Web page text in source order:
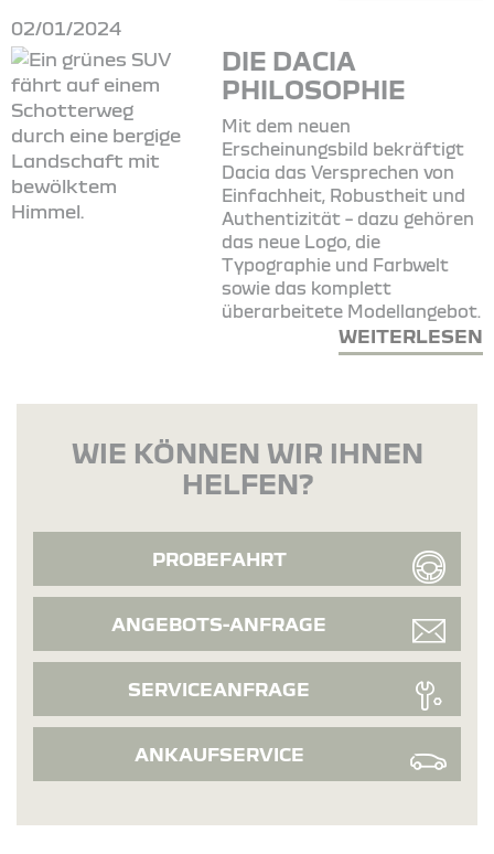
02/01/2024
DIE DACIA
PHILOSOPHIE
Mit dem neuen
Erscheinungsbild bekräftigt
Dacia das Versprechen von
Einfachheit, Robustheit und
Authentizität – dazu gehören
das neue Logo, die
Typographie und Farbwelt
sowie das komplett
überarbeitete Modellangebot.
WEITERLESEN
WIE KÖNNEN WIR IHNEN
HELFEN?
PROBEFAHRT
ANGEBOTS-ANFRAGE
SERVICEANFRAGE
ANKAUFSERVICE